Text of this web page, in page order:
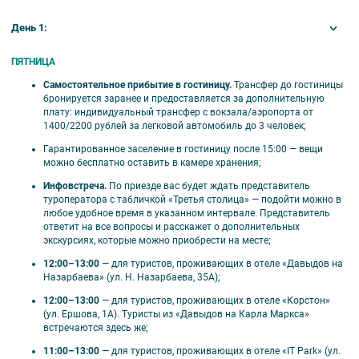
Обеды и ужины (самостоятельно);
стоимость 200 рублей за сутки
экскурсионного обслуживания.
🚌 Отправление на экскурсии
Выезд на экскурсионную программу из
гостиницы «Давыдов на Назарбаева» (ул. Н.
Назарбаева д.35А);
Выезд на экскурсионную программу из
Туристы, проживающие в отеле «Давыдов на
Карла Маркса», встречаются с экскурсоводом
в холле гостиницы «Корстон»;
День 1:
ПЯТНИЦА
Самостоятельное прибытие в гостиницу. Трансфер до гостиницы
бронируется заранее и предоставляется за дополнительную
плату: индивидуальный трансфер с вокзала/аэропорта от
1400/2200 рублей за легковой автомобиль до 3 человек;
Гарантированное заселение в гостиницу после 15:00 — вещи
можно бесплатно оставить в камере хранения;
Инфовстреча. По приезде вас будет ждать представитель
туроператора с табличкой «Третья столица» — подойти можно в
любое удобное время в указанном интервале. Представитель
ответит на все вопросы и расскажет о дополнительных
экскурсиях, которые можно приобрести на месте;
12:00–13:00 — для туристов, проживающих в отеле «Давыдов на
Назарбаева» (ул. Н. Назарбаева, 35А);
12:00–13:00 — для туристов, проживающих в отеле «Корстон»
(ул. Ершова, 1А). Туристы из «Давыдов на Карла Маркса»
встречаются здесь же;
11:00–13:00 — для туристов, проживающих в отеле «IT Park» (ул.